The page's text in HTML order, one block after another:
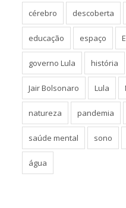
cérebro descoberta
educação espaço
governo Lula história
Jair Bolsonaro Lula
natureza pandemia
saúde mental sono
água